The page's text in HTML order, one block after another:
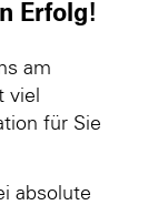
Erfolg!
am
viel
für Sie
absolute